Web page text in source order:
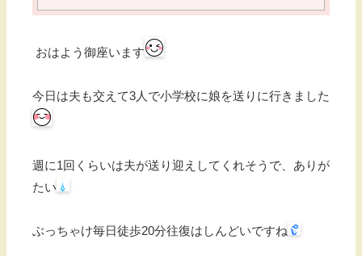
おはよう御座います
今日は夫も交えて3人で小学校に娘を送りに行きました
週に1回くらいは夫が送り迎えしてくれそうで、ありが
たい
ぶっちゃけ毎日徒歩20分往復はしんどいですね